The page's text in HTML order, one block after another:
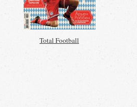
Total Football